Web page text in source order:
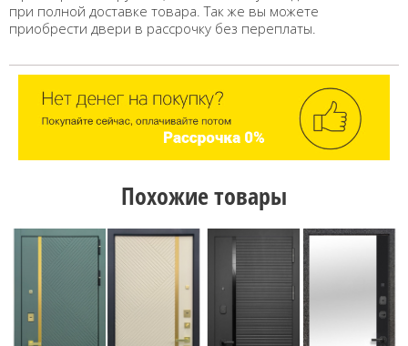
при полной доставке товара. Так же вы можете
приобрести двери в рассрочку без переплаты.
Похожие товары